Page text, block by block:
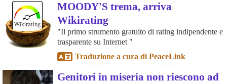
MOODY'S trema, arriva
Wikirating
"Il primo strumento gratuito di rating indipendente e
trasparente su Internet "
Traduzione a cura di PeaceLink
Genitori in miseria non riescono ad